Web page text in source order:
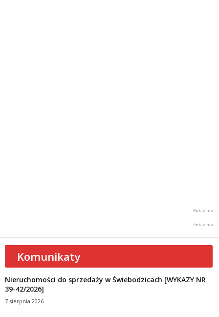
Komunikaty
Nieruchomości do sprzedaży w Świebodzicach [WYKAZY NR
39-42/2026]
7 sierpnia 2026